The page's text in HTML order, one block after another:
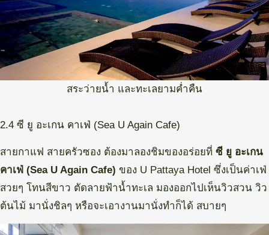
สระว่ายน้ำ และทะเลยามค่ำคืน
2.4 ซี ยู อะเกน คาเฟ่ (Sea U Again Cafe)
สายกาแฟ สายครัวซอง ต้องมาลองชิมของอร่อยที่ ซี ยู อะเกน
คาเฟ่ (Sea U Again Cafe) ของ U Pattaya Hotel ซึ่งเป็นค่าเฟ่
สวยๆ โทนสีขาว ตัดลายฟ้าน้ำทะเล มองออกไปเห็นวิวสวน วิว
ต้นไม้ มานั่งชิลๆ หรือจะเอางานมานั่งทำก็ได้ สบายๆ